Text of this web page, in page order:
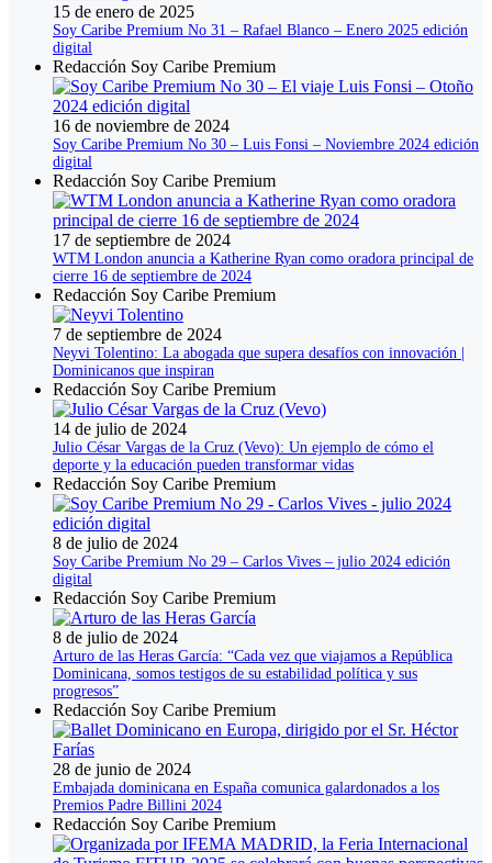
15 de enero de 2025
Soy Caribe Premium No 31 – Rafael Blanco – Enero 2025 edición
digital
Redacción Soy Caribe Premium
16 de noviembre de 2024
Soy Caribe Premium No 30 – Luis Fonsi – Noviembre 2024 edición
digital
Redacción Soy Caribe Premium
17 de septiembre de 2024
WTM London anuncia a Katherine Ryan como oradora principal de
cierre 16 de septiembre de 2024
Redacción Soy Caribe Premium
7 de septiembre de 2024
Neyvi Tolentino: La abogada que supera desafíos con innovación |
Dominicanos que inspiran
Redacción Soy Caribe Premium
14 de julio de 2024
Julio César Vargas de la Cruz (Vevo): Un ejemplo de cómo el
deporte y la educación pueden transformar vidas
Redacción Soy Caribe Premium
8 de julio de 2024
Soy Caribe Premium No 29 – Carlos Vives – julio 2024 edición
digital
Redacción Soy Caribe Premium
8 de julio de 2024
Arturo de las Heras García: “Cada vez que viajamos a República
Dominicana, somos testigos de su estabilidad política y sus
progresos”
Redacción Soy Caribe Premium
28 de junio de 2024
Embajada dominicana en España comunica galardonados a los
Premios Padre Billini 2024
Redacción Soy Caribe Premium